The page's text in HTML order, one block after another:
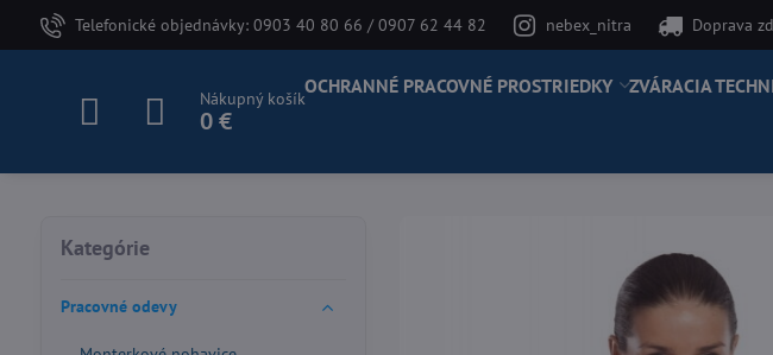
Telefonické objednávky: 0903 40 80 66 / 0907 62 44 82 nebex_nitra Doprava
Nákupný košík
0 €
OCHRANNÉ PRACOVNÉ PROSTRIEDKY ZVÁRACIA
Kategórie
Pracovné odevy